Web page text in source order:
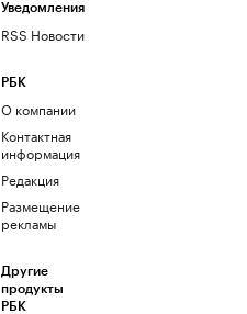
Уведомления
RSS Новости
РБК
О компании
Контактная
информация
Редакция
Размещение
рекламы
Другие
продукты
РБК